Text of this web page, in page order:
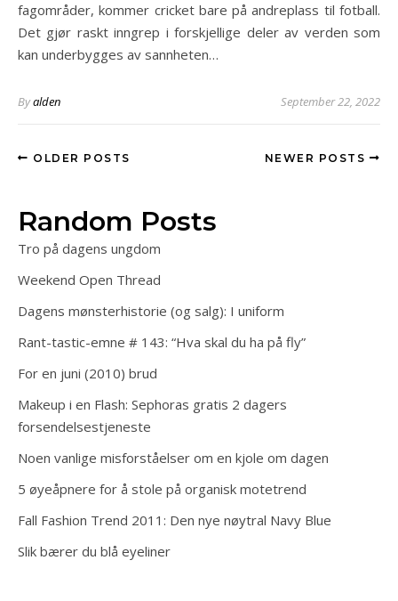
fagområder, kommer cricket bare på andreplass til fotball.
Det gjør raskt inngrep i forskjellige deler av verden som
kan underbygges av sannheten…
Byalden September 22, 2022
OLDER POSTS NEWER POSTS
Random Posts
Tro på dagens ungdom
Weekend Open Thread
Dagens mønsterhistorie (og salg): I uniform
Rant-tastic-emne # 143: “Hva skal du ha på fly”
For en juni (2010) brud
Makeup i en Flash: Sephoras gratis 2 dagers
forsendelsestjeneste
Noen vanlige misforståelser om en kjole om dagen
5 øyeåpnere for å stole på organisk motetrend
Fall Fashion Trend 2011: Den nye nøytral Navy Blue
Slik bærer du blå eyeliner